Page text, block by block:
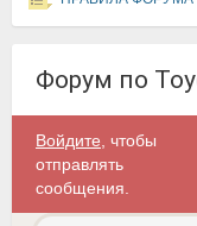
Форум по
Войдите , чтобы
отправлять
сообщения.